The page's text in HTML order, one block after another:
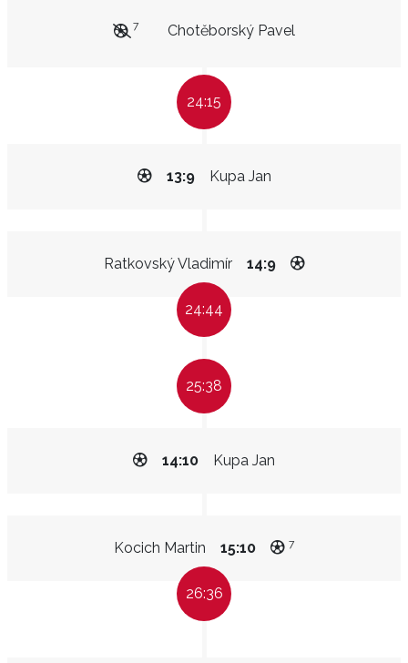
Chotěborský Pavel
7
24:15
Kupa Jan
13:9
Ratkovský Vladimír 14:9
24:44
25:38
Kupa Jan
14:10
Kocich Martin 15:10 7
26:36